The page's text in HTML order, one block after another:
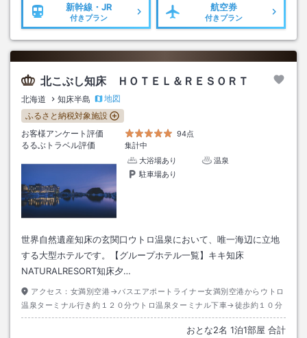
新幹線・JR
付きプラン
航空券
付きプラン
北こぶし知床 ＨＯＴＥＬ＆ＲＥＳＯＲＴ
北海道 知床半島
地図
ふるさと納税対象施設
お客様アンケート評価
94点
るるぶトラベル評価
集計中
大浴場あり
温泉
駐車場あり
世界自然遺産知床の玄関口ウトロ温泉において、唯一海辺に立地
する大型ホテルです。【グループホテル一覧】キキ知床
NATURALRESORT知床夕…
アクセス： 女満別空港→バスエアポートライナー女満別空港からウトロ
温泉ターミナル行き約１２０分ウトロ温泉ターミナル下車→徒歩約１０分
おとな2名 1泊1部屋 合計